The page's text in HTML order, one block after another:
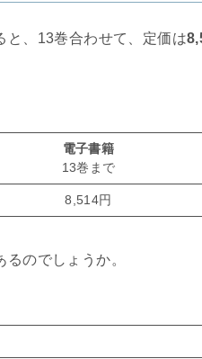
と、13巻合わせて、定価は
電子書籍
13巻まで
8,514円
のでしょうか。